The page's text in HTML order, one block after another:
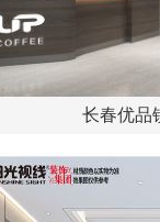
长春优品